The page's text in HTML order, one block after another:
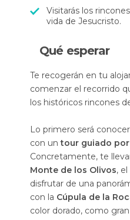
Visitarás los
vida de Jesucristo.
Qué esperar
Te recogerán en tu
comenzar el recorrido
los históricos rincones
Lo primero será
con untour guiado por
Concretamente, te
Monte de los Olivos,
disfrutar de una
con la Cúpula de la
color dorado, como